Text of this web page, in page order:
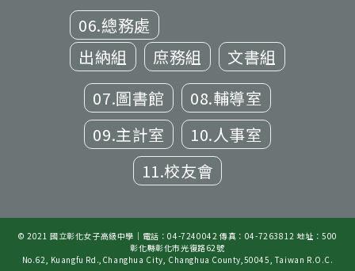
06.總務處
出納組
庶務組
文書組
07.圖書館
08.輔導室
09.主計室
10.人事室
11.校友會
© 2021 國立彰化女子高級中學｜電話：04-7240042 傳真：04-7263812 地址：500
彰化縣彰化市光復路62號
No.62, Kuangfu Rd.,Changhua City, Changhua County,50045, Taiwan R.O.C.